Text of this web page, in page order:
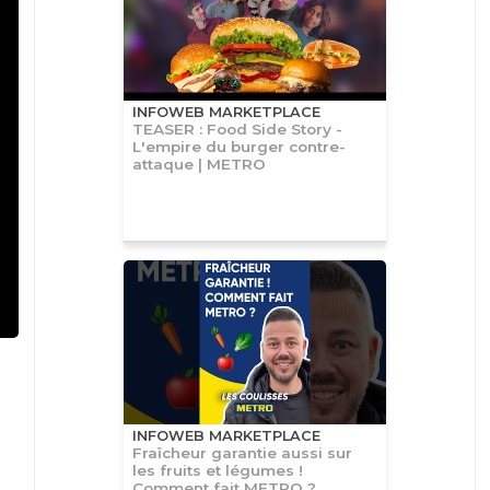
INFOWEB MARKETPLACE
TEASER : Food Side Story -
L'empire du burger contre-
attaque | METRO
INFOWEB MARKETPLACE
Fraîcheur garantie aussi sur
les fruits et légumes !